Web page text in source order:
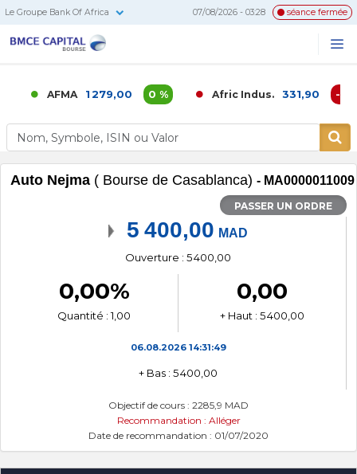
Le Groupe Bank Of Africa 07/08/2026 - 03:28 séance fermée
AFMA 1 279,00 0 % Afric Indus. 331,90 -0,02
Auto Nejma ( Bourse de Casablanca) - MA0000011009
PASSER UN ORDRE
5 400,00 MAD
Ouverture : 5 400,00
0,00%
Quantité : 1,00
0,00
+ Haut : 5 400,00
06.08.2026 14:31:49
+ Bas : 5 400,00
Objectif de cours : 2285,9 MAD
Recommandation : Alléger
Date de recommandation : 01/07/2020